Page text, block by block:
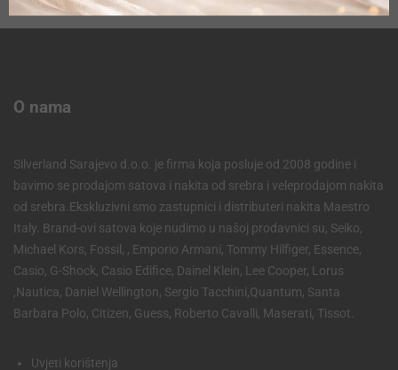
O nama
Silverland Sarajevo d.o.o. je firma koja posluje od 2008 godine i
bavimo se prodajom satova i nakita od srebra i veleprodajom nakita
od srebra.Ekskluzivni smo zastupnici i distributeri nakita Maestro
Italy. Brand-ovi satova koje nudimo u našoj prodavnici su, Seiko,
Michael Kors, Fossil, , Emporio Armani, Tommy Hilfiger, Essence,
Casio, G-Shock, Casio Edifice, Dainel Klein, Lee Cooper, Lorus
,Nautica, Daniel Wellington, Sergio Tacchini,Quantum, Santa
Barbara Polo, Citizen, Guess, Roberto Cavalli, Maserati, Tissot.
Uvjeti korištenja